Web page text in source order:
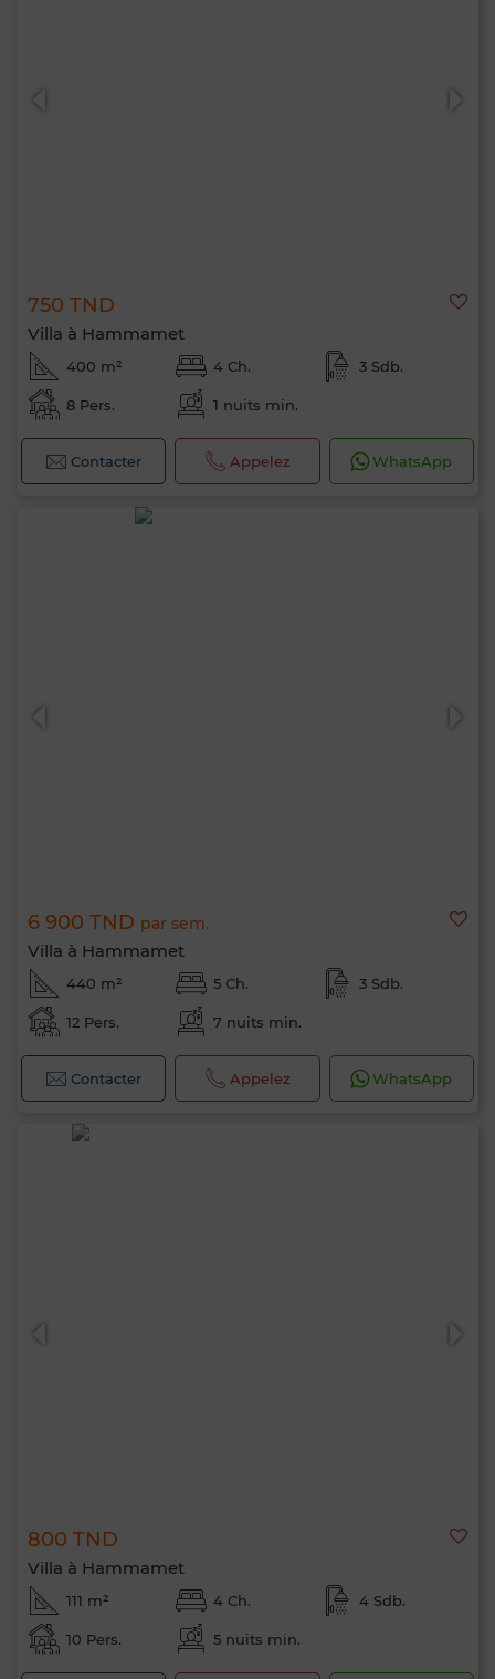
750 TND
Villa à Hammamet
400 m² 4 Ch. 3 Sdb.
8 Pers. 1 nuits min.
Contacter Appelez WhatsApp
6 900 TND par sem.
Villa à Hammamet
440 m² 5 Ch. 3 Sdb.
12 Pers. 7 nuits min.
Contacter Appelez WhatsApp
800 TND
Villa à Hammamet
111 m² 4 Ch. 4 Sdb.
10 Pers. 5 nuits min.